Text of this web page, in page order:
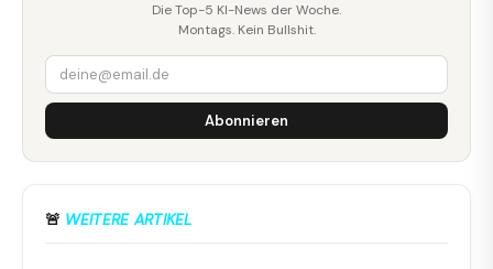
Die Top-5 KI-News der Woche.
Montags. Kein Bullshit.
Abonnieren
🚨 WEITERE ARTIKEL